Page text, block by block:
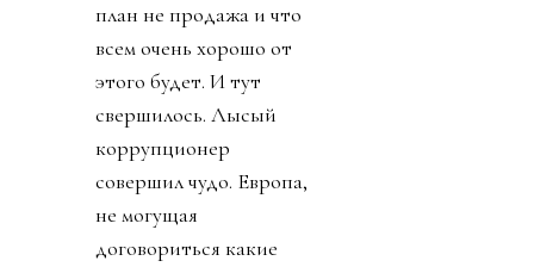
план не продажа и что
всем очень хорошо от
этого будет. И тут
свершилось. Лысый
коррупционер
совершил чудо. Европа,
не могущая
договориться какие